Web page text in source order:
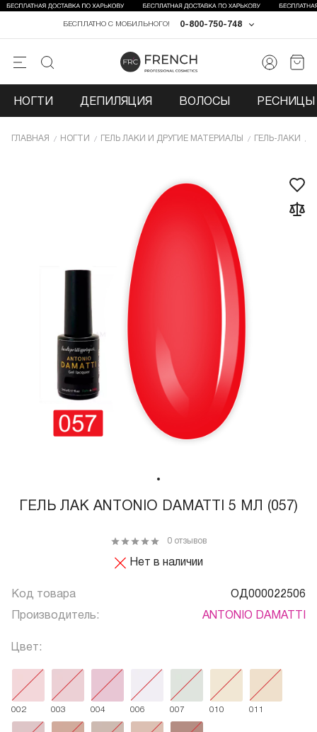
0-800-750-748
БЕСПЛАТНО С МОБИЛЬНОГО!
НОГТИ ДЕПИЛЯЦИЯ ВОЛОСЫ РЕСНИЦЫ
ГЛАВНАЯ НОГТИ ГЕЛЬ ЛАКИ И ДРУГИЕ МАТЕРИАЛЫ ГЕЛЬ-ЛАКИ
ГЕЛЬ ЛАК ANTONIO DAMATTI 5 МЛ (057)
Нет в наличии
0 отзывов
Код товара ОД000022506
Производитель: ANTONIO DAMATTI
Цвет:
002 003 004 006 007 010 011